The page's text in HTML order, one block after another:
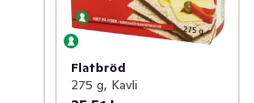
Flatbröd
275 g, Kavli